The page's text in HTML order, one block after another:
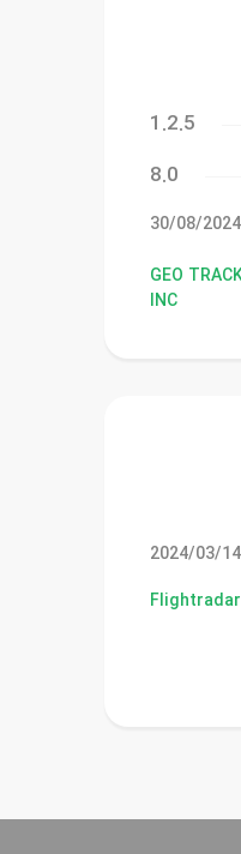
1.2.5
8.0
30/08/2024
GEO
INC
14‏/03‏/2024